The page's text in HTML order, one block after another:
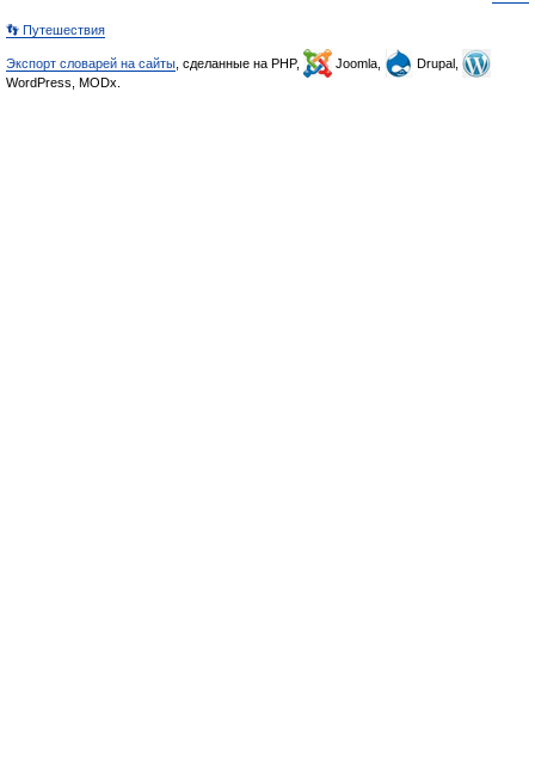
👣 Путешествия
Экспорт словарей на сайты , сделанные на PHP, Joomla,
Drupal,
WordPress, MODx.